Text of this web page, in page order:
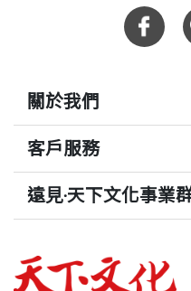
關於我們
客戶服務
遠見‧天下文化事業
哈佛商業評論